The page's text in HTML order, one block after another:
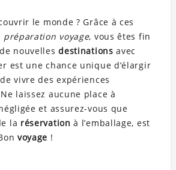
le monde ? Grâce à ces
préparation voyage, vous êtes fin
nouvellesdestinations avec
est une chance unique d’élargir
vivre des expériences
laissez aucune place à
et assurez-vous que
la réservation à l’emballage, est
voyage !